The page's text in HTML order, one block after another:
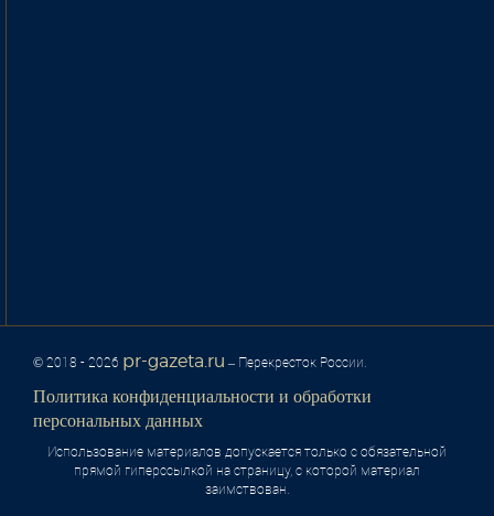
© 2018 - 2026 pr-gazeta.ru – Перекресток России.
Политика конфиденциальности и обработки
персональных данных
Использование материалов допускается только с обязательной
прямой гиперссылкой на страницу, с которой материал
заимствован.